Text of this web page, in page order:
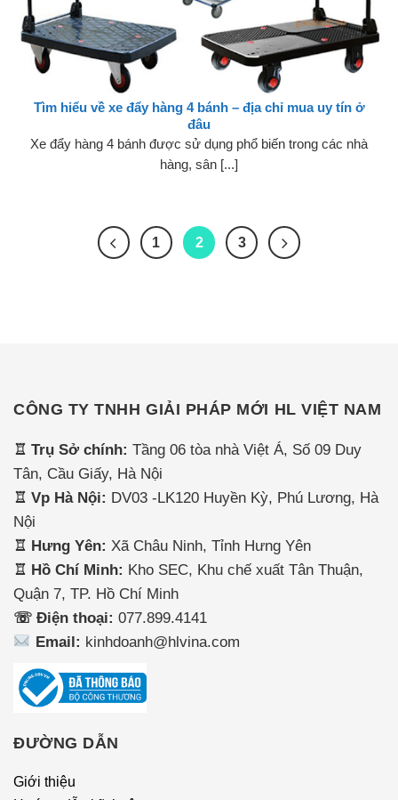
Tìm hiểu về xe đẩy hàng 4 bánh – địa chỉ mua uy tín ở
đâu
Xe đẩy hàng 4 bánh được sử dụng phổ biến trong các nhà
hàng, sân [...]
1 2 3
CÔNG TY TNHH GIẢI PHÁP MỚI HL VIỆT NAM
♖ Trụ Sở chính: Tầng 06 tòa nhà Việt Á, Số 09 Duy
Tân, Cầu Giấy, Hà Nội
♖ Vp Hà Nội: DV03 -LK120 Huyền Kỳ, Phú Lương, Hà
Nội
♖ Hưng Yên: Xã Châu Ninh, Tỉnh Hưng Yên
♖ Hồ Chí Minh: Kho SEC, Khu chế xuất Tân Thuận,
Quận 7, TP. Hồ Chí Minh
☏ Điện thoại: 077.899.4141
Email: kinhdoanh@hlvina.com
ĐƯỜNG DẪN
Giới thiệu